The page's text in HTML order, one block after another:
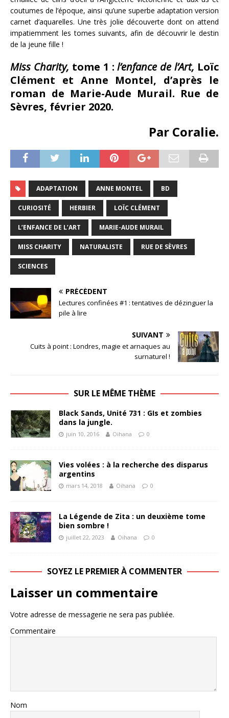
coutumes de l’époque, ainsi qu’une superbe adaptation version
carnet d’aquarelles. Une très jolie découverte dont on attend
impatiemment les tomes suivants, afin de découvrir le destin
de la jeune fille !
Miss Charity, tome 1 :l’enfance de l’Art, Loïc
Clément et Anne Montel, d’après le
roman de Marie-Aude Murail. Rue de
Sèvres, février 2020.
Par Coralie.
ADAPTATION ANNE MONTEL BD
CURIOSITÉ HERBIER LOÏC CLÉMENT
L’ENFANCE DE L’ART MARIE-AUDE MURAIL
MISS CHARITY NATURALISTE RUE DE SÈVRES
SCIENCES
PRÉCÉDENT
Lectures confinées #1 : tentatives de dézinguer la
pile à lire
SUIVANT
Cuits à point : Londres, magie et arnaques au
surnaturel !
SUR LE MÊME THÈME
Black Sands, Unité 731 : GIs et zombies
dans la jungle.
juin 10, 2016 Oihana 0
Vies volées : à la recherche des disparus
argentins
mars 14, 2018 Oihana 0
La Légende de Zita : un deuxième tome
bien sombre !
juillet 22, 2023 Oihana 0
SOYEZ LE PREMIER À COMMENTER
Laisser un commentaire
Votre adresse de messagerie ne sera pas publiée.
Commentaire
Nom